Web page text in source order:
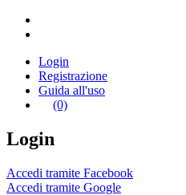
Login
Registrazione
Guida all'uso
(0)
Login
Accedi tramite Facebook
Accedi tramite Google